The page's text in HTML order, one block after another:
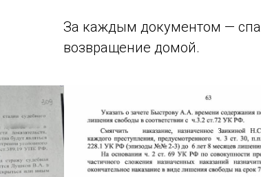
За каждым документом —
возвращение домой.